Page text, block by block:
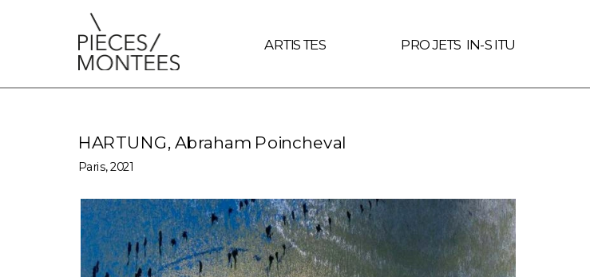
HARTUNG, Abraham Poincheval
Paris, 2021
ARTISTES PROJETS IN-SITU